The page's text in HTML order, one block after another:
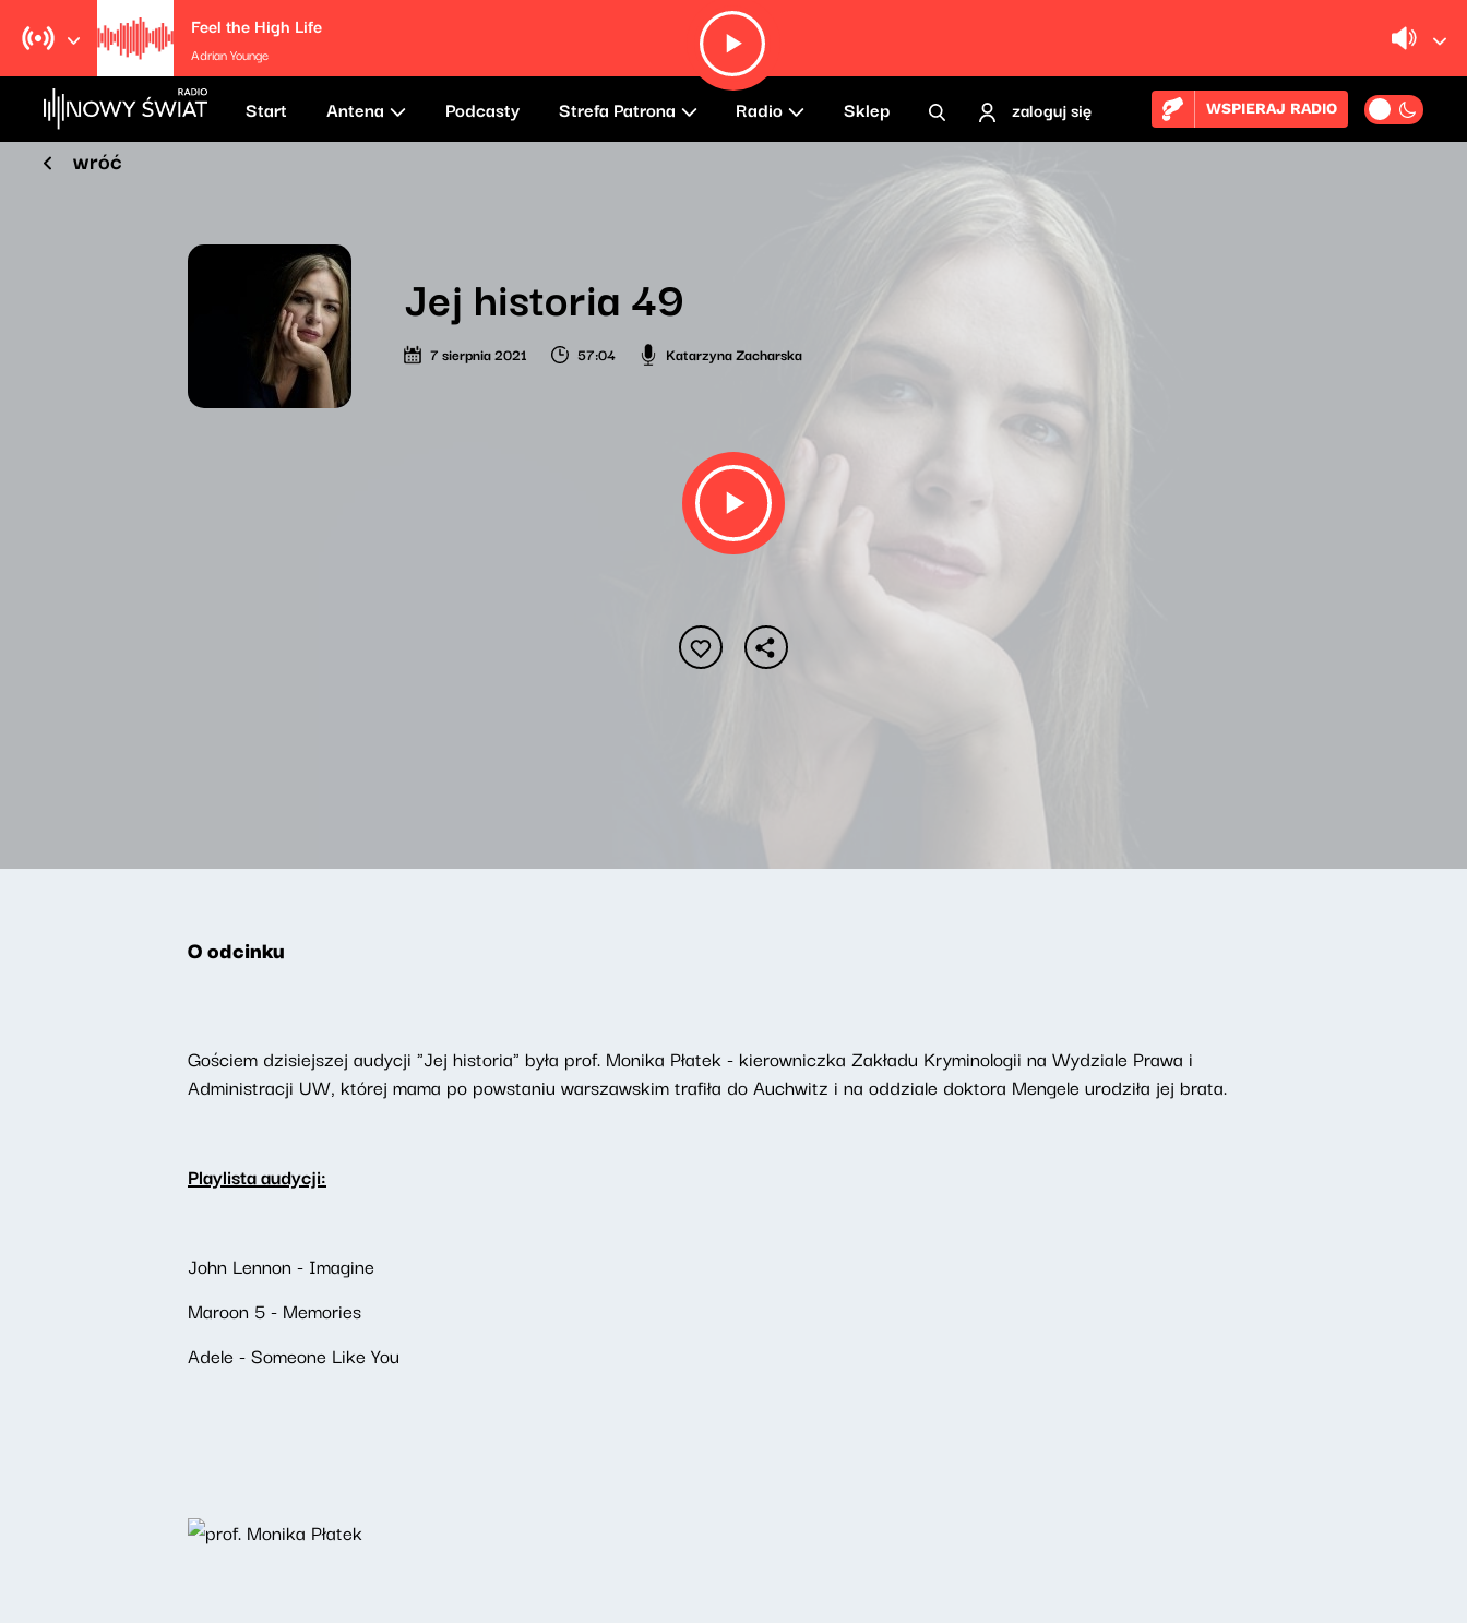
Feel the High Life
Adrian Younge
Start Antena Podcasty Strefa Patrona Radio Sklep zaloguj się WSPIERAJ RADIO
wróć
Jej historia 49
7 sierpnia 2021 57:04 Katarzyna Zacharska
O odcinku
Gościem dzisiejszej audycji "Jej historia" była prof. Monika Płatek - kierowniczka Zakładu Kryminologii na Wydziale Prawa i
Administracji UW, której mama po powstaniu warszawskim trafiła do Auchwitz i na oddziale doktora Mengele urodziła jej brata.
Playlista audycji:
John Lennon - Imagine
Maroon 5 - Memories
Adele - Someone Like You